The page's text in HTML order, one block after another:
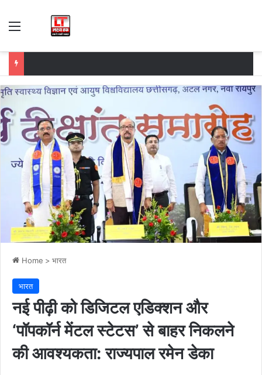
Menu
Home > भारत
भारत
नई पीढ़ी को डिजिटल एडिक्शन और
‘पॉपकॉर्न मेंटल स्टेटस’ से बाहर निकलने
की आवश्यकता: राज्यपाल रमेन डेका